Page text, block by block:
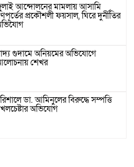
আন্দোলনের মামলায় আসামি
প্রকৌশলী ফয়সাল, ঘিরে দুর্নীতির
গুদামে অনিয়মের অভিযোগে
শেখর
ডা. আমিনুলের বিরুদ্ধে সম্পত্তি
অভিযোগ